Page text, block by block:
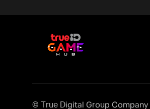
© True Digital Group